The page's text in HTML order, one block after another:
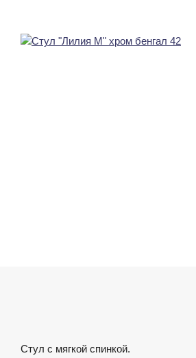
Стул с мягкой спинкой.